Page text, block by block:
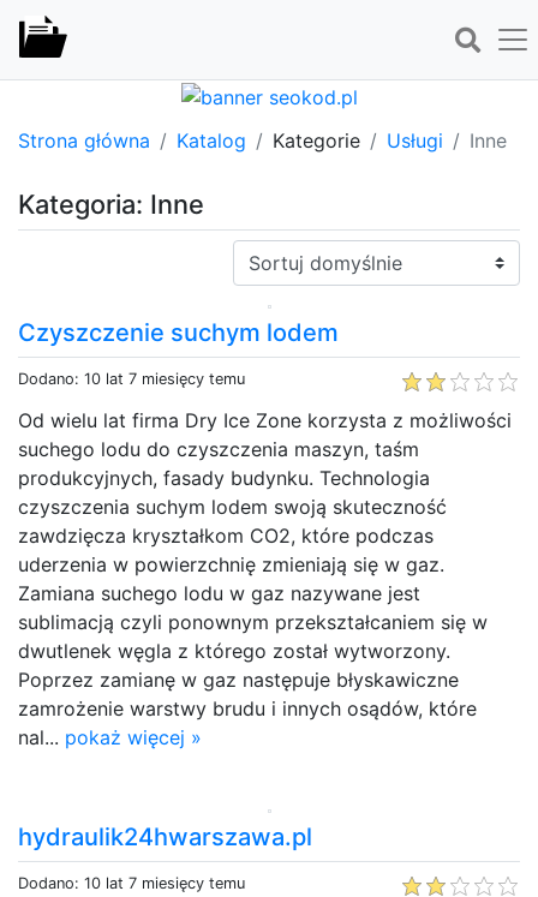
Strona główna Katalog Kategorie Usługi Inne
Kategoria: Inne
Sortuj:
Czyszczenie suchym lodem
Dodano: 10 lat 7 miesięcy temu
Od wielu lat firma Dry Ice Zone korzysta z możliwości
suchego lodu do czyszczenia maszyn, taśm
produkcyjnych, fasady budynku. Technologia
czyszczenia suchym lodem swoją skuteczność
zawdzięcza kryształkom CO2, które podczas
uderzenia w powierzchnię zmieniają się w gaz.
Zamiana suchego lodu w gaz nazywane jest
sublimacją czyli ponownym przekształcaniem się w
dwutlenek węgla z którego został wytworzony.
Poprzez zamianę w gaz następuje błyskawiczne
zamrożenie warstwy brudu i innych osądów, które
nal... pokaż więcej »
hydraulik24hwarszawa.pl
Dodano: 10 lat 7 miesięcy temu